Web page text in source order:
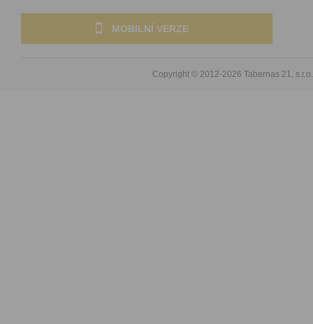
MOBILNÍ VERZE
Copyright © 2012-2026 Tabernas 21, s.r.o.